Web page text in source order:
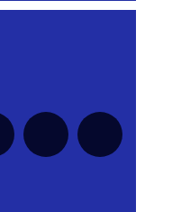
cette série pour